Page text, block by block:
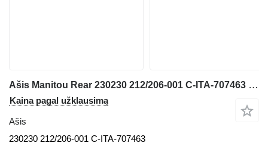
Ašis Manitou Rear 230230 212/206-001 C-ITA-707463 teleskopinio frontalinio krautuvo Manitou MLT 633 TLS
Kaina pagal užklausimą
Ašis
230230 212/206-001 C-ITA-707463